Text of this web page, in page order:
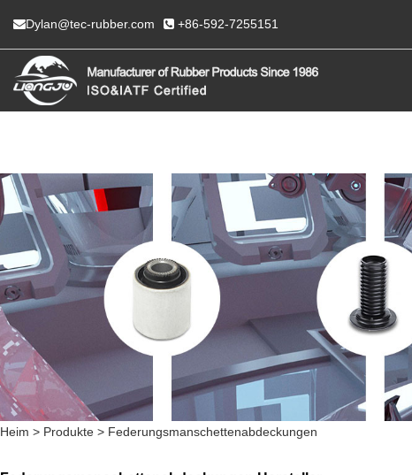
Dylan@tec-rubber.com +86-592-7255151
Heim > Produkte > Federungsmanschettenabdeckungen